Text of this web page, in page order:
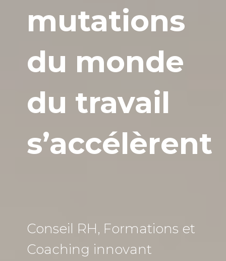
mutations
du monde
du travail
s’accélèrent
Conseil RH, Formations et
Coaching innovant